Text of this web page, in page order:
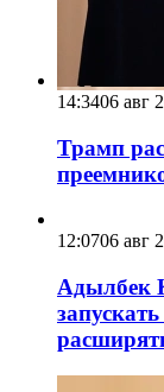
14:3406 авг
Трамп
12:0706 авг
Адылбек